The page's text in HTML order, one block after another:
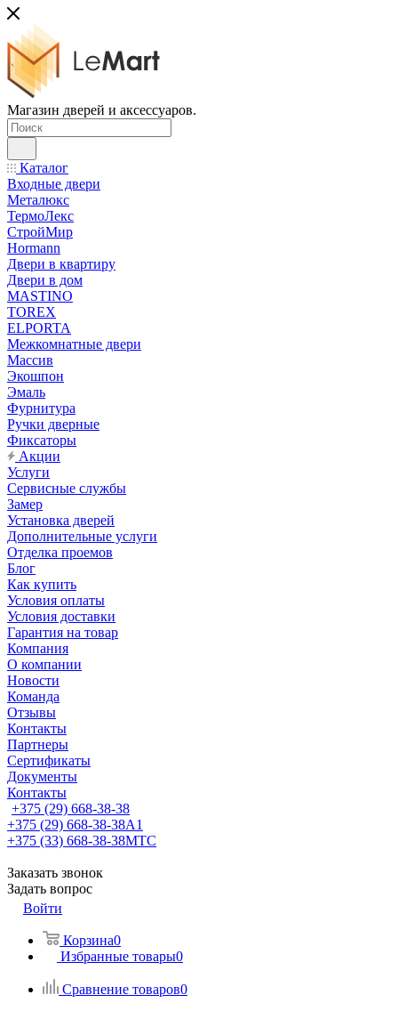
Магазин дверей и аксессуаров.
Каталог
Входные двери
Металюкс
ТермоЛекс
СтройМир
Hormann
Двери в квартиру
Двери в дом
MASTINO
TOREX
ELPORTA
Межкомнатные двери
Массив
Экошпон
Эмаль
Фурнитура
Ручки дверные
Фиксаторы
Акции
Услуги
Сервисные службы
Замер
Установка дверей
Дополнительные услуги
Отделка проемов
Блог
Как купить
Условия оплаты
Условия доставки
Гарантия на товар
Компания
О компании
Новости
Команда
Отзывы
Контакты
Партнеры
Сертификаты
Документы
Контакты
+375 (29) 668-38-38
+375 (29) 668-38-38A1
+375 (33) 668-38-38МТС
Заказать звонок
Задать вопрос
Войти
Корзина0
Избранные товары0
Сравнение товаров0